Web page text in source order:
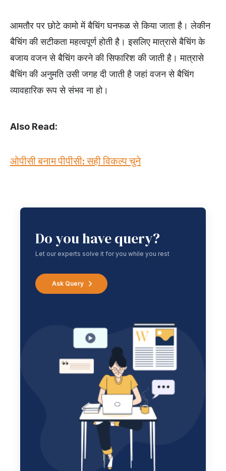
आमतौर पर छोटे कामो में बैचिंग घनफळ से किया जाता है। लेकीन
बैचिंग की सटीकता महत्वपूर्ण होती है। इसलिए मात्रासे बैचिंग के
बजाय वजन से बैचिंग करने की सिफारिश की जाती है। मात्रासे
बैचिंग की अनुमति उसी जगह दी जाती है जहां वजन से बैचिंग
व्यावहारिक रूप से संभव ना हो।
Also Read:
ओपीसी बनाम पीपीसी: सही विकल्प चुने
Do you have query?
Let our experts solve it for you while you rest
Ask Query